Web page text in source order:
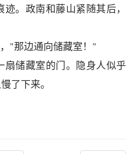
。政南和藤山紧随其后，
"那边通向储藏室！"
扇储藏室的门。隐身人似乎
了下来。